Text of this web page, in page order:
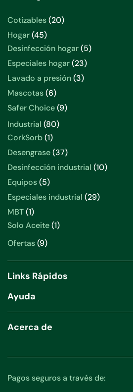
Cotizables 2020
Hogar 4545
productos
Desinfección hogar 55
Especiales hogar 2323
productos
Lavado a presión 33
Mascotas 66
productos
Safer Choice 99
Industrial 8080
CorkSorb 11
producto
Desengrase 3737
productos
Desinfección industrial 1010
Equipos 55
productos
Especiales industrial 2929
MBT 11
producto
Solo Aceite 11
Ofertas 99
Links Rápidos
Ayuda
Acerca de
Pagos seguros a través de: